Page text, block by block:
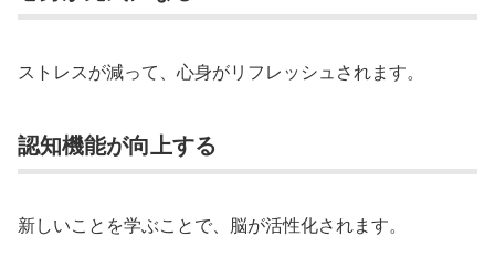
ストレスが減って、心身がリフレッシュされます。
認知機能が向上する
新しいことを学ぶことで、脳が活性化されます。